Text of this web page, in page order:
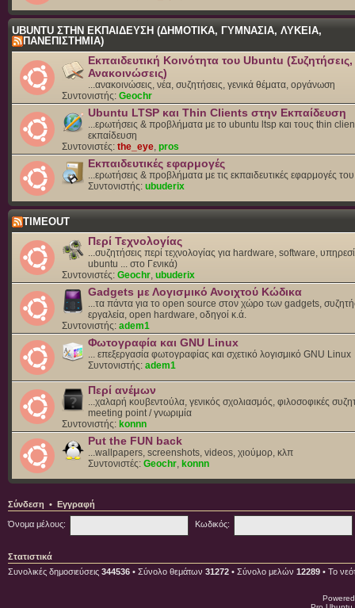
UBUNTU ΣΤΗΝ ΕΚΠΑΙΔΕΥΣΗ (ΔΗΜΟΤΙΚΑ, ΓΥΜΝΑΣΙΑ, ΛΥΚΕΙΑ,
ΠΑΝΕΠΙΣΤΗΜΙΑ)
Εκπαιδευτική Κοινότητα του Ubuntu
Ανακοινώσεις)
...ανακοινώσεις, νέα, συζητήσεις, γενικά θέματα, οργάνωση
Συντονιστής: Geochr
Ubuntu LTSP και Thin Clients στην Εκπαίδευση
...ερωτήσεις & προβλήματα με το ubuntu ltsp και τους thin
εκπαίδευση
Συντονιστές: the_eye pros
Εκπαιδευτικές εφαρμογές
...ερωτήσεις & προβλήματα με τις εκπαιδευτικές εφαρμογές
Συντονιστής: ubuderix
TIMEOUT
Περί Τεχνολογίας
...συζητήσεις περί τεχνολογίας για hardware, software,
ubuntu ... στο Γενικά)
Συντονιστές: Geochr ubuderix
Gadgets με Λογισμικό Ανοιχτού Κώδικα
...τα πάντα για το open source στον χώρο των gadgets,
εργαλεία, open hardware, οδηγοί κ.ά.
Συντονιστής: adem1
Φωτογραφία και GNU Linux
... επεξεργασία φωτογραφίας και σχετικό λογισμικό GNU Linux
Συντονιστής: adem1
Περί ανέμων
...χαλαρή κουβεντούλα, γενικός σχολιασμός, φιλοσοφικές
meeting point / γνωριμία
Συντονιστής: konnn
Put the FUN back
...wallpapers, screenshots, videos, χιούμορ, κλπ
Συντονιστές: Geochr konnn
Σύνδεση • Εγγραφή
Όνομα μέλους: Κωδικός:
Στατιστικά
Συνολικές δημοσιεύσεις 344536 • Σύνολο θεμάτων 31272 • Σύνολο μελών 12289 • Το